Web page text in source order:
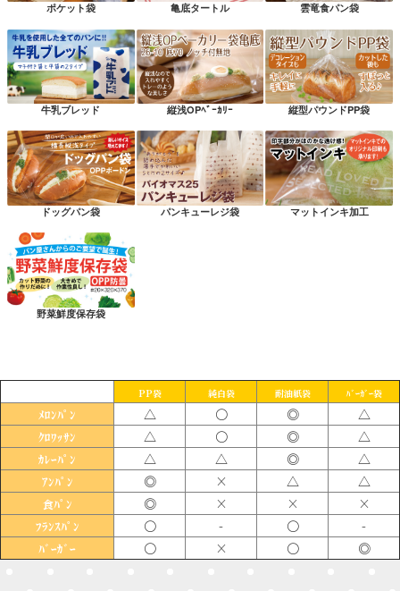
ポケット袋 亀底タートル 雲竜食パン袋
牛乳ブレッド 縦浅OPﾍﾞｰｶﾘｰ 縦型パウンドPP袋
ドッグパン袋 パンキューレジ袋 マットインキ加工
野菜鮮度保存袋
PP袋 純白袋 耐油紙袋 ﾊﾞｰｶﾞｰ袋
ﾒﾛﾝﾊﾟﾝ △ 〇 ◎ △
ｸﾛﾜｯｻﾝ △ 〇 ◎ △
ｶﾚｰﾊﾟﾝ △ △ ◎ △
ｱﾝﾊﾟﾝ ◎ × △ △
食ﾊﾟﾝ ◎ × × ×
ﾌﾗﾝｽﾊﾟﾝ 〇 - 〇 -
ﾊﾞｰｶﾞｰ 〇 × 〇 ◎